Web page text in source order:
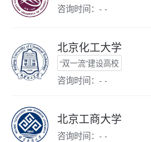
咨询时间：- -
北京化工大学
“双一流”建设高校
咨询时间：- -
北京工商大学
咨询时间：- -